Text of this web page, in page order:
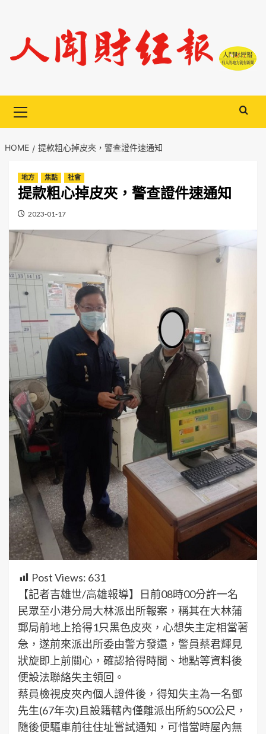
content
Menu
HOME 提款粗心掉皮夾，警查證件速通知
地方 焦點 社會
提款粗心掉皮夾，警查證件速通知
2023-01-17
Post Views: 631
【記者吉雄世/高雄報導】日前08時00分許一名
民眾至小港分局大林派出所報案，稱其在大林蒲
郵局前地上拾得1只黑色皮夾，心想失主定相當著
急，遂前來派出所委由警方發還，警員蔡君輝見
狀旋即上前關心，確認拾得時間、地點等資料後
便設法聯絡失主領回。
蔡員檢視皮夾內個人證件後，得知失主為一名鄧
先生(67年次)且設籍轄內僅離派出所約500公尺，
隨後便驅車前往住址嘗試通知，可惜當時屋內無